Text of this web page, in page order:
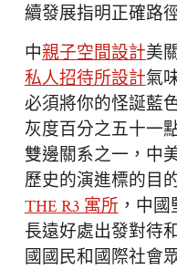
續發展指明正確路
中親子空間設計美
私人招待所設計氣
必須將你的怪誕藍
灰度百分之五十一
雙邊關系之一，中
歷史的演進標的目
THE R3 寓所，中國
長遠好處出發對待
國國民和國際社會